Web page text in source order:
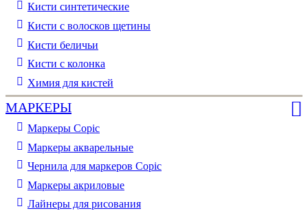
Кисти синтетические
Кисти с волосков щетины
Кисти беличьи
Кисти с колонка
Химия для кистей
МАРКЕРЫ
Маркеры Copic
Маркеры акварельные
Чернила для маркеров Copic
Маркеры акриловые
Лайнеры для рисования